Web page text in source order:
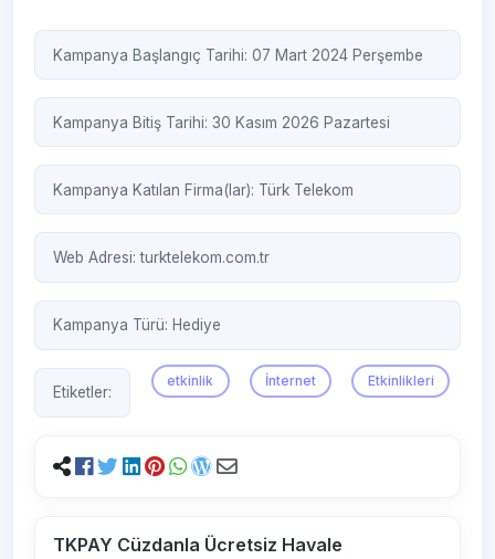
Kampanya Başlangıç Tarihi: 07 Mart 2024 Perşembe
Kampanya Bitiş Tarihi: 30 Kasım 2026 Pazartesi
Kampanya Katılan Firma(lar): Türk Telekom
Web Adresi:turktelekom.com.tr
Kampanya Türü: Hediye
Etiketler:
etkinlik İnternet Etkinlikleri
TKPAY Cüzdanla Ücretsiz Havale